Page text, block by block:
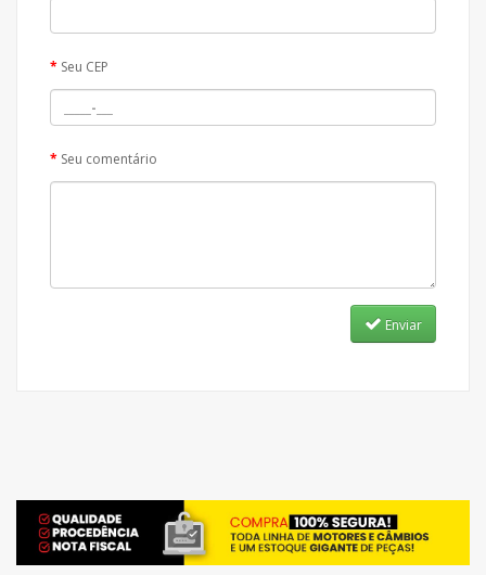
Seu CEP
Seu comentário
Enviar